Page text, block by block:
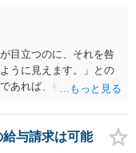
目立つのに、それを咎
うに見えます。」との
あれば、被告の主張が
りませんと言えば終わ
与請求は可能